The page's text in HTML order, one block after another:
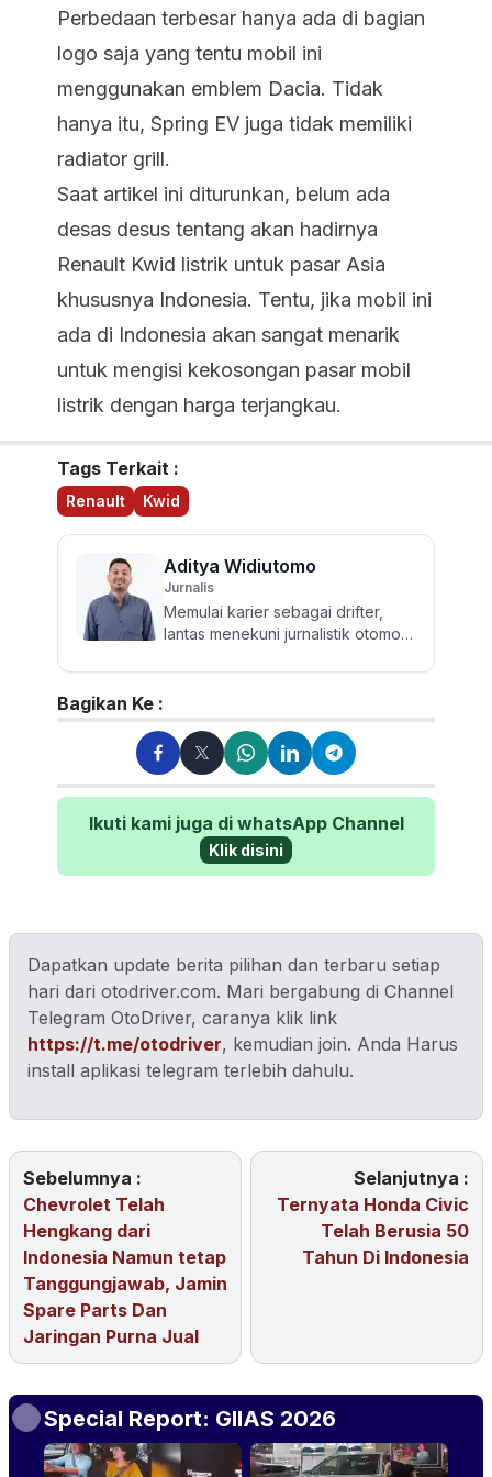
Perbedaan terbesar hanya ada di bagian
logo saja yang tentu mobil ini
menggunakan emblem Dacia. Tidak
hanya itu, Spring EV juga tidak memiliki
radiator grill.
Saat artikel ini diturunkan, belum ada
desas desus tentang akan hadirnya
Renault Kwid listrik untuk pasar Asia
khususnya Indonesia. Tentu, jika mobil ini
ada di Indonesia akan sangat menarik
untuk mengisi kekosongan pasar mobil
listrik dengan harga terjangkau.
Tags Terkait :
Renault Kwid
Aditya Widiutomo
Jurnalis
Memulai karier sebagai drifter,
lantas menekuni jurnalistik otomotif
Walau sering mereview...
Bagikan Ke :
Ikuti kami juga di whatsApp Channel
Klik disini
Dapatkan update berita pilihan dan terbaru setiap
hari dari otodriver.com. Mari bergabung di Channel
Telegram OtoDriver, caranya klik link
https://t.me/otodriver, kemudian join. Anda Harus
install aplikasi telegram terlebih dahulu.
Sebelumnya :
Chevrolet Telah
Hengkang dari
Indonesia Namun tetap
Tanggungjawab, Jamin
Spare Parts Dan
Jaringan Purna Jual
Selanjutnya :
Ternyata Honda Civic
Telah Berusia 50
Tahun Di Indonesia
Special Report: GIIAS 2026